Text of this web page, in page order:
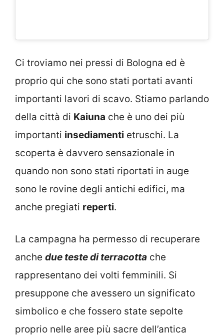
Ci troviamo nei pressi di Bologna ed è
proprio qui che sono stati portati avanti
importanti lavori di scavo. Stiamo parlando
della città di Kaiuna che è uno dei più
importanti insediamenti etruschi. La
scoperta è davvero sensazionale in
quando non sono stati riportati in auge
sono le rovine degli antichi edifici, ma
anche pregiati reperti.
La campagna ha permesso di recuperare
anche due teste di terracotta che
rappresentano dei volti femminili. Si
presuppone che avessero un significato
simbolico e che fossero state sepolte
proprio nelle aree più sacre dell’antica